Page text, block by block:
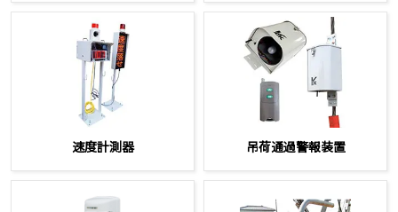
速度計測器 吊荷通過警報装置